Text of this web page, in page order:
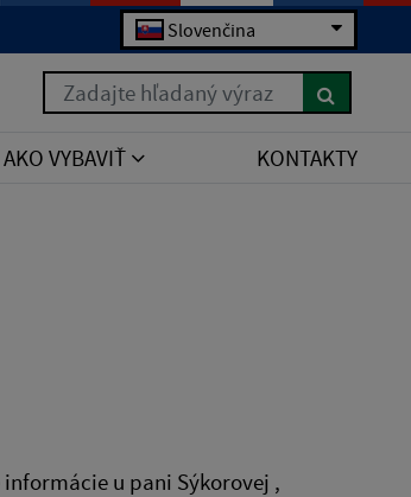
Slovenčina
Zadajte hľadaný výraz
AKO VYBAVIŤ KONTAKTY
u pani Sýkorovej ,